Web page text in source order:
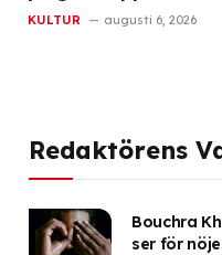
KULTUR augusti 6, 2026
Redaktörens
Bouchra
ser för